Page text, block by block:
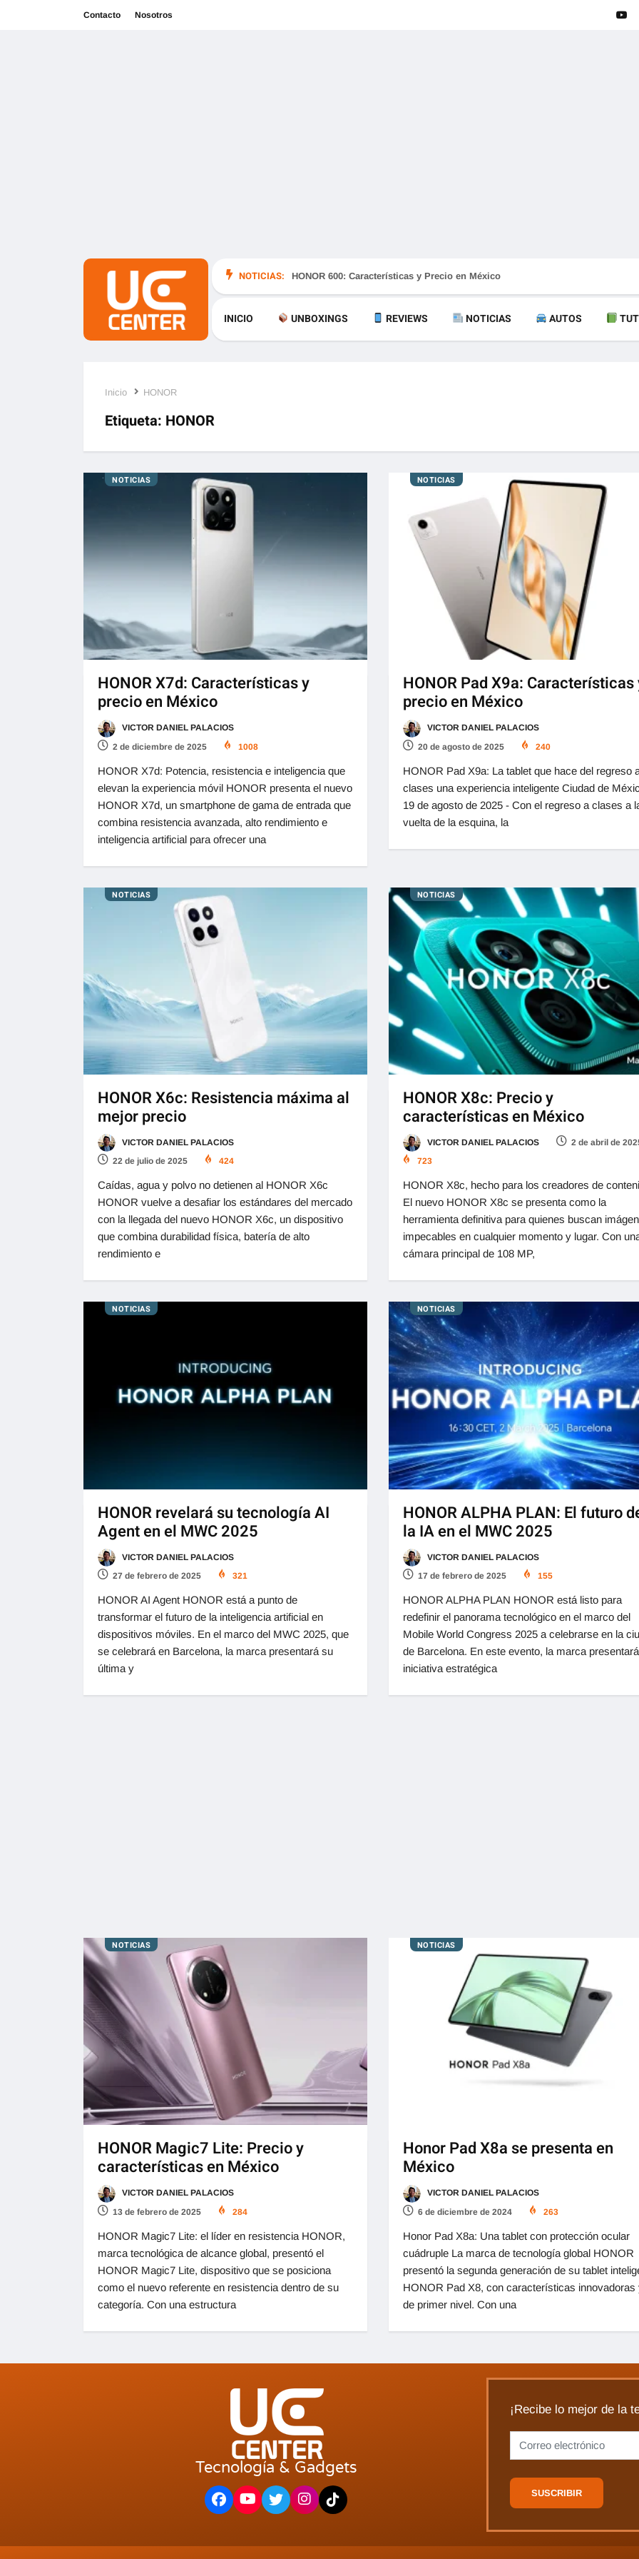
Contacto Nosotros
NOTICIAS: HONOR 600: Características y Precio en México
INICIO UNBOXINGS REVIEWS NOTICIAS AUTOS
Inicio HONOR
Etiqueta: HONOR
NOTICIAS
HONOR X7d: Características y
precio en México
VICTOR DANIEL PALACIOS
2 de diciembre de 2025
1008
HONOR X7d: Potencia, resistencia e inteligencia que
elevan la experiencia móvil HONOR presenta el nuevo
HONOR X7d, un smartphone de gama de entrada que
combina resistencia avanzada, alto rendimiento e
inteligencia artificial para ofrecer una
NOTICIAS
HONOR Pad X9a: Características
precio en México
VICTOR DANIEL PALACIOS
20 de agosto de 2025
240
HONOR Pad X9a: La tablet que hace del regreso
clases una experiencia inteligente Ciudad de
19 de agosto de 2025 - Con el regreso a clases a
vuelta de la esquina, la
NOTICIAS
HONOR X6c: Resistencia máxima al
mejor precio
VICTOR DANIEL PALACIOS
22 de julio de 2025
424
Caídas, agua y polvo no detienen al HONOR X6c
HONOR vuelve a desafiar los estándares del mercado
con la llegada del nuevo HONOR X6c, un dispositivo
que combina durabilidad física, batería de alto
rendimiento e
NOTICIAS
HONOR X8c: Precio y
características en México
VICTOR DANIEL PALACIOS
2 de abril de
723
HONOR X8c, hecho para los creadores de
El nuevo HONOR X8c se presenta como la
herramienta definitiva para quienes buscan
impecables en cualquier momento y lugar. Con
cámara principal de 108 MP,
NOTICIAS
HONOR revelará su tecnología AI
Agent en el MWC 2025
VICTOR DANIEL PALACIOS
27 de febrero de 2025
321
HONOR AI Agent HONOR está a punto de
transformar el futuro de la inteligencia artificial en
dispositivos móviles. En el marco del MWC 2025, que
se celebrará en Barcelona, la marca presentará su
última y
NOTICIAS
HONOR ALPHA PLAN: El futuro
la IA en el MWC 2025
VICTOR DANIEL PALACIOS
17 de febrero de 2025
155
HONOR ALPHA PLAN HONOR está listo para
redefinir el panorama tecnológico en el marco del
Mobile World Congress 2025 a celebrarse en la
de Barcelona. En este evento, la marca
iniciativa estratégica
NOTICIAS
HONOR Magic7 Lite: Precio y
características en México
VICTOR DANIEL PALACIOS
13 de febrero de 2025
284
HONOR Magic7 Lite: el líder en resistencia HONOR,
marca tecnológica de alcance global, presentó el
HONOR Magic7 Lite, dispositivo que se posiciona
como el nuevo referente en resistencia dentro de su
categoría. Con una estructura
NOTICIAS
Honor Pad X8a se presenta en
México
VICTOR DANIEL PALACIOS
6 de diciembre de 2024
263
Honor Pad X8a: Una tablet con protección ocular
cuádruple La marca de tecnología global HONOR
presentó la segunda generación de su tablet
HONOR Pad X8, con características innovadoras
de primer nivel. Con una
Tecnología & Gadgets
¡Recibe lo mejor de la